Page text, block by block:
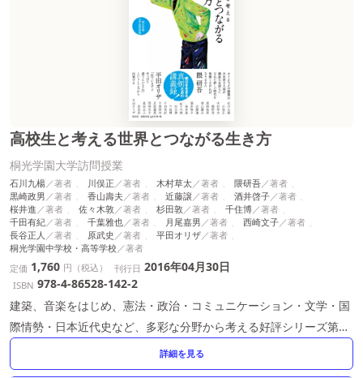
高校生と考える世界とつながる生き方
桐光学園大学訪問授業
石川九楊 川俣正 木村草太
隈研吾
黒崎政男
香山壽夫 近藤譲
酒井啓子
桜井進
佐々木敦 杉田敦
千住博
千田有紀
千葉雅也 月尾嘉男
西崎文子
長谷正人
原武史
平田オリザ
桐光学園中学校・高等学校
定価 1,760 円（税込） 刊行日 2016年04月30日
ISBN 978-4-86528-142-2
建築、音楽をはじめ、憲法・政治・コミュニケーション・文学・国
際情勢・日本近代史など、多彩な分野から考える好評シリーズ第2
詳細を見る